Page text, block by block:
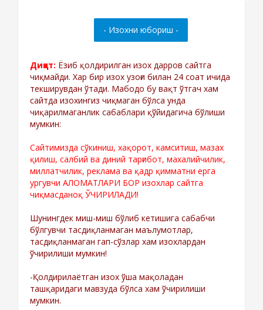
Диққат: Ёзиб қолдирилган изох дарров сайтга
чиқмайди. Хар бир изох узоғи билан 24 соат ичида
текширувдан ўтади. Мабодо бу вақт ўтгач хам
сайтда изохингиз чиқмаган бўлса унда
чиқарилмаганлик сабаблари қўйидагича бўлиши
мумкин:
Сайтимизда сўкиниш, хақорот, камситиш, мазах
қилиш, салбий ва диний тарғибот, махалийчилик,
миллатчилик, реклама ва қадр қимматни ерга
ургувчи АЛОМАТЛАРИ БОР изохлар сайтга
чиқмасданоқ ЎЧИРИЛАДИ!
Шунингдек миш-миш бўлиб кетишига сабабчи
бўлгувчи тасдиқланмаган маълумотлар,
тасдиқланмаган гап-сўзлар хам изохлардан
ўчирилиши мумкин!
-Қолдирилаётган изох ўша мақоладан
ташқаридаги мавзуда бўлса хам ўчирилиши
мумкин.